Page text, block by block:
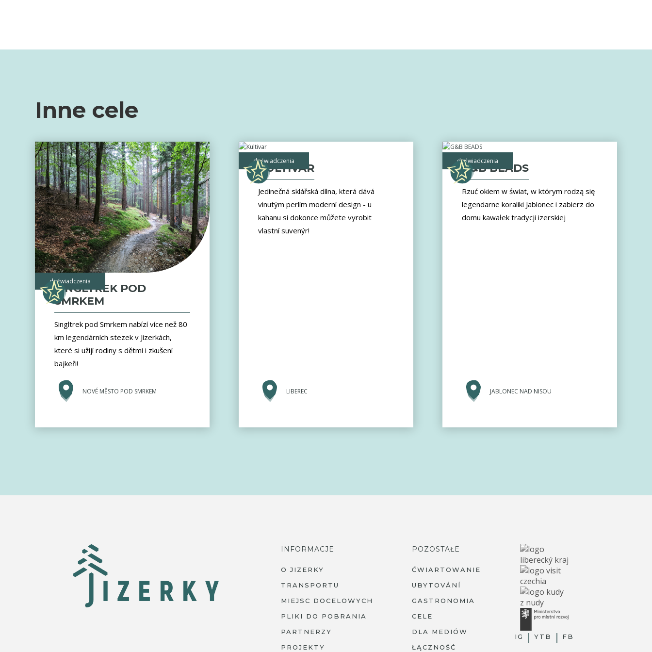
Inne cele
doświadczenia
SINGLTREK POD
SMRKEM
Singltrek pod Smrkem nabízí více než 80
km legendárních stezek v Jizerkách,
které si užijí rodiny s dětmi i zkušení
bajkeři!
NOVÉ MĚSTO POD SMRKEM
doświadczenia
KULTIVAR
Jedinečná sklářská dílna, která dává
vinutým perlím moderní design - u
kahanu si dokonce můžete vyrobit
vlastní suvenýr!
LIBEREC
doświadczenia
G&B BEADS
Rzuć okiem w świat, w którym rodzą się
legendarne koraliki Jablonec i zabierz do
domu kawałek tradycji izerskiej
JABLONEC NAD NISOU
INFORMACJE
O JIZERKY
TRANSPORTU
MIEJSC DOCELOWYCH
PLIKI DO POBRANIA
PARTNERZY
PROJEKTY
POZOSTAŁE
ĆWIARTOWANIE
UBYTOVÁNÍ
GASTRONOMIA
CELE
DLA MEDIÓW
ŁĄCZNOŚĆ
IG YTB FB